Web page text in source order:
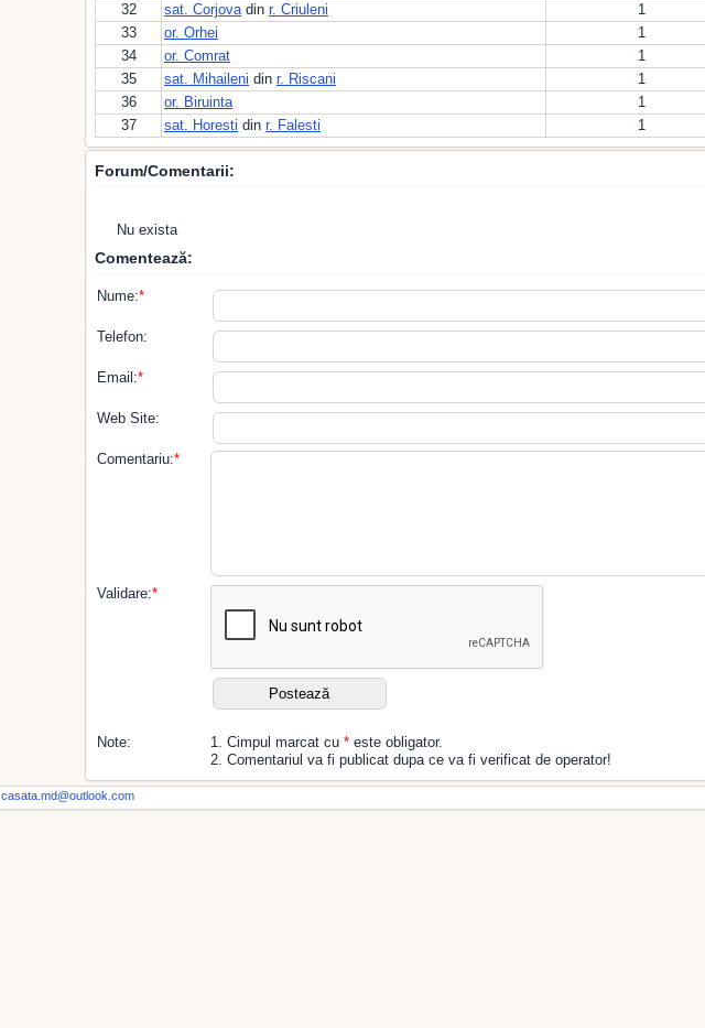
32
sat. Corjovadin r. Criuleni
1
33
or. Orhei
1
34
or. Comrat
1
35
sat. Mihaileni din r. Riscani
1
36
or. Biruinta
1
37
sat. Horesti din r. Falesti 1
Forum/Comentarii:
Nu exista
Comentează:
Nume:*
Telefon:
Email:*
Web Site:
Comentariu:*
Validare:*
Note: 1. Cimpul marcat cu * este obligator.
2. Comentariul va fi publicat dupa ce va fi verificat de operator!
casata.md@outlook.com